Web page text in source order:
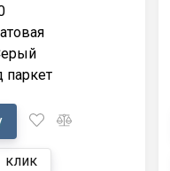
паркет
клик